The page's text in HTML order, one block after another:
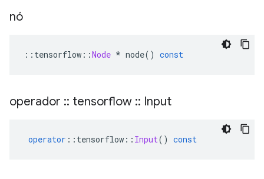
nó
:: tensorflow ::Node * node() const
operador :: tensorflow :: Input
operator :: tensorflow :: Input() const